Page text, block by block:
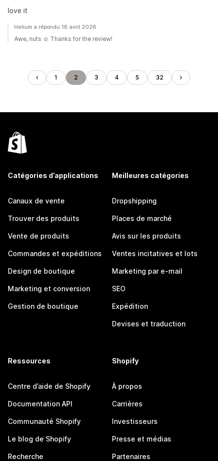
love it
Helium a répondu 16 avril 2026
Awe, nuts ☺️ Thanks for the review!
1 2 3 4 5 32
Catégories d’applications
Canaux de vente
Trouver des produits
Vente de produits
Commandes et expéditions
Design de boutique
Marketing et conversion
Gestion de boutique
Meilleures catégories
Dropshipping
Places de marché
Avis sur les produits
Ventes incitatives et lots
Marketing par e-mail
SEO
Expédition
Devises et traduction
Ressources
Centre d’aide de Shopify
Documentation API
Communauté Shopify
Le blog de Shopify
Recherche
Shopify
À propos
Carrières
Investisseurs
Presse et médias
Partenaires